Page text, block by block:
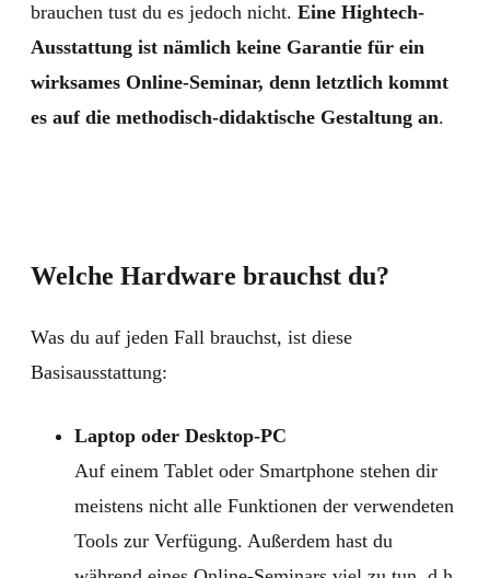
brauchen tust du es jedoch nicht. Eine Hightech-
Ausstattung ist nämlich keine Garantie für ein
wirksames Online-Seminar, denn letztlich kommt
es auf die methodisch-didaktische Gestaltung an.
Welche Hardware brauchst du?
Was du auf jeden Fall brauchst, ist diese
Basisausstattung:
Laptop oder Desktop-PC
Auf einem Tablet oder Smartphone stehen dir
meistens nicht alle Funktionen der verwendeten
Tools zur Verfügung. Außerdem hast du